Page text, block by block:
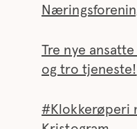
Tre nye
og tro tjeneste!
#Klokkerøperi